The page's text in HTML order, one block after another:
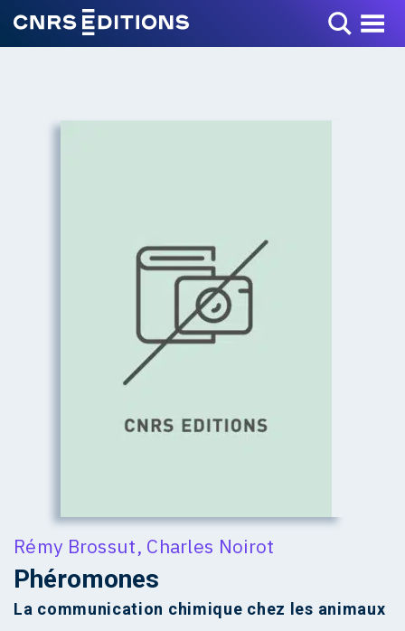
Toggle Menu
Rémy Brossut, Charles Noirot
Phéromones
La communication chimique chez les animaux